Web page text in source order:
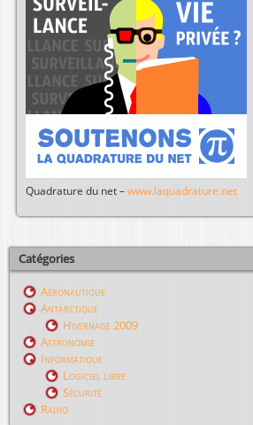
Quadrature du net – www.laquadrature.net
Catégories
Aéronautique
Antarctique
Hivernage 2009
Astronomie
Informatique
Logiciel libre
Sécurité
Radio